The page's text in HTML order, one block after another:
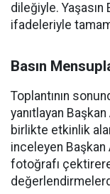
dileğiyle. Yaşasın
ifadeleriyle
Basın
Toplantının
yanıtlayan
birlikte etkinlik
inceleyen Başkan
fotoğrafı